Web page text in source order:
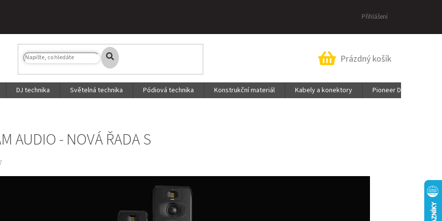
Přihlášení
Nákupní
Prázdný košík
DJ technika Světelná technika Pódiová technika Konstrukční materiál Kabely a konektory Pioneer DJ &
AUDIO - NOVÁ ŘADA S